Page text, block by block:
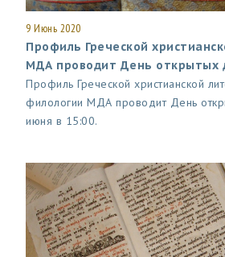
9 Июнь 2020
Профиль Греческой
МДА проводит День открытых
Профиль Греческой христианской
филологии МДА проводит День
июня в 15:00.